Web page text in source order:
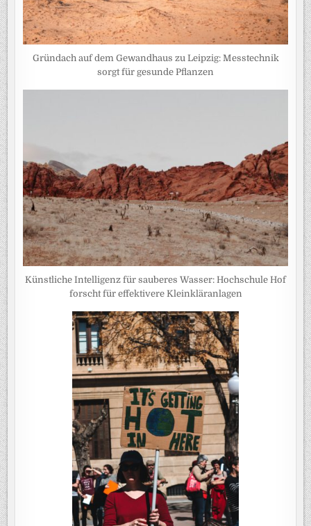
Gründach auf dem Gewandhaus zu Leipzig: Messtechnik
sorgt für gesunde Pflanzen
Künstliche Intelligenz für sauberes Wasser: Hochschule Hof
forscht für effektivere Kleinkläranlagen